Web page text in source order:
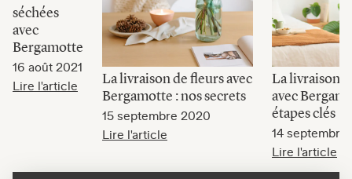
séchées
avec
Bergamotte
16 août 2021
Lire l'article
La livraison de fleurs avec
Bergamotte : nos secrets
15 septembre 2020
Lire l'article
La livraison
avec
étapes clés
14 septembre
Lire l'article